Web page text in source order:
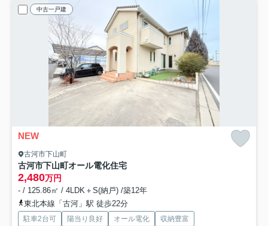
中古一戸建
NEW
古河市下山町
古河市下山町オール電化住宅
2,480万円
- / 125.86㎡ / 4LDK＋S(納戸) /築12年
東北本線「古河」駅 徒歩22分
駐車2台可 陽当り良好 オール電化
収納豊富